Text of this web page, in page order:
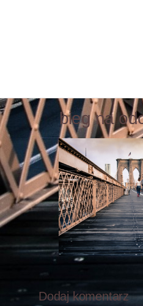
bieg na
Dodaj komentarz